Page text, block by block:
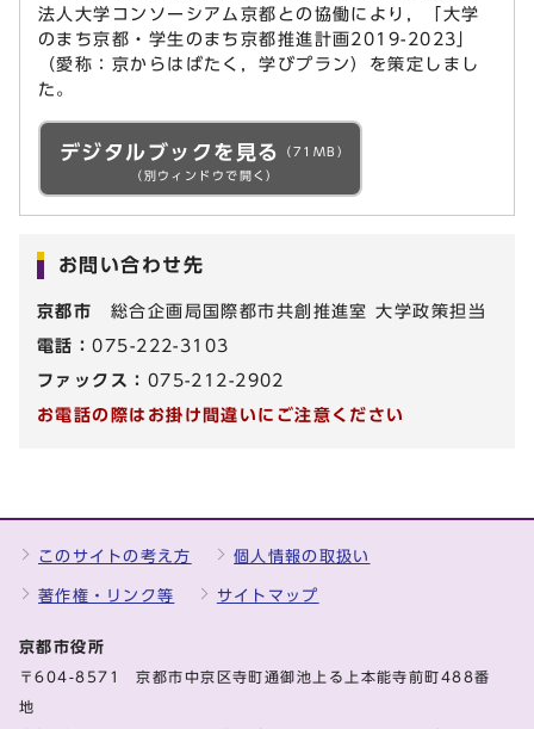
法人大学コンソーシアム京都との協働により，「大学
のまち京都・学生のまち京都推進計画2019-2023」
（愛称：京からはばたく，学びプラン）を策定しまし
た。
デジタルブックを見る
（71MB）
（別ウィンドウで開く）
お問い合わせ先
京都市 総合企画局国際都市共創推進室 大学政策担当
電話：075-222-3103
ファックス： 075-212-2902
お電話の際はお掛け間違いにご注意ください
このサイトの考え方 個人情報の取扱い
著作権・リンク等 サイトマップ
京都市役所
〒604-8571 京都市中京区寺町通御池上る上本能寺前町488番
地